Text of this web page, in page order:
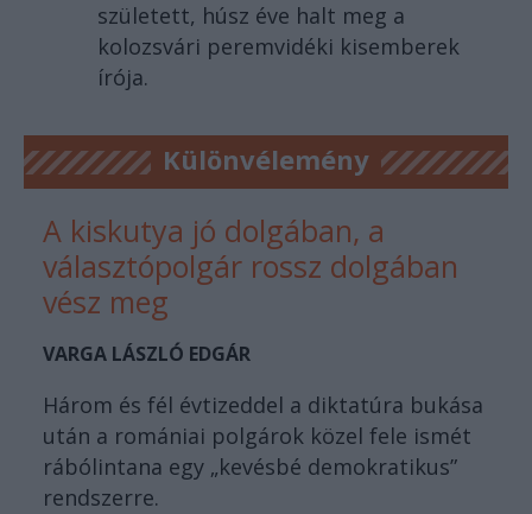
született, húsz éve halt meg a
kolozsvári peremvidéki kisemberek
írója.
Különvélemény
A kiskutya jó dolgában, a
választópolgár rossz dolgában
vész meg
VARGA LÁSZLÓ EDGÁR
Három és fél évtizeddel a diktatúra bukása
után a romániai polgárok közel fele ismét
rábólintana egy „kevésbé demokratikus”
rendszerre.